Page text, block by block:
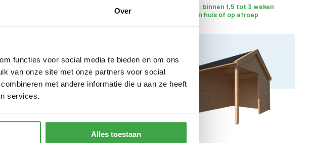
Over
functies voor social media te bieden en om ons
van onze site met onze partners voor social
met andere informatie die u aan ze heeft
services.
Alles toestaan
Op voorraad: binnen 1,5 tot 3 weken
Op voorraad: binnen 1,5 tot 3 weken
geleverd aan huis of op afroep